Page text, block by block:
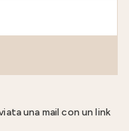
una mail con un link